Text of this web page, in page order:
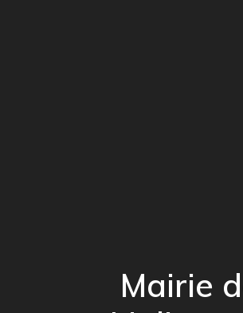
Mairie